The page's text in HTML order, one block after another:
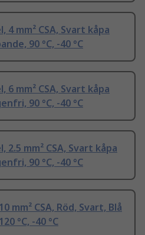
4 mm² CSA, Svart kåpa
90 °C, -40 °C
6 mm² CSA, Svart kåpa
90 °C, -40 °C
2.5 mm² CSA, Svart kåpa
90 °C, -40 °C
mm² CSA, Röd, Svart, Blå
°C, -40 °C